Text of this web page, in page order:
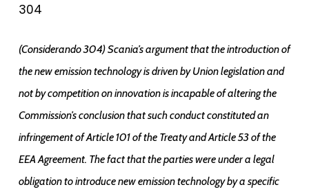
304
(Considerando 304) Scania’s argument that the introduction of
the new emission technology is driven by Union legislation and
not by competition on innovation is incapable of altering the
Commission’s conclusion that such conduct constituted an
infringement of Article 101 of the Treaty and Article 53 of the
EEA Agreement. The fact that the parties were under a legal
obligation to introduce new emission technology by a specific